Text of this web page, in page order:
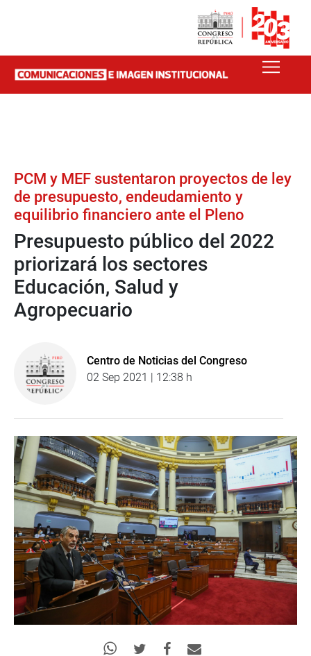
PCM y MEF sustentaron proyectos de ley
de presupuesto, endeudamiento y
equilibrio financiero ante el Pleno
Presupuesto público del 2022
priorizará los sectores
Educación, Salud y
Agropecuario
Centro de Noticias del Congreso
02 Sep 2021 | 12:38 h